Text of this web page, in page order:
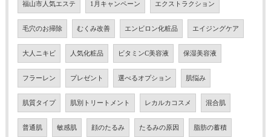
福山市人気エステ 1月キャンペーン エクストラクション
毛穴のお掃除 むくみ改善 エンビロン化粧品 エイジングケア
大人ニキビ 人気化粧品 ビタミンC美容液 保湿美容液
フラーレン プレゼント 選べるオプション 肌悩み
肌質タイプ 肌別トリートメント レカルカコスメ 混合肌
普通肌 敏感肌 顔のたるみ たるみの原因 脂肪の蓄積